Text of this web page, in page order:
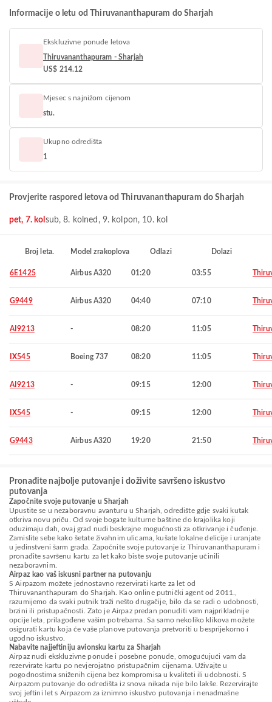
Informacije o letu od Thiruvananthapuram do Sharjah
Ekskluzivne ponude letova
Thiruvananthapuram - Sharjah
US$ 214.12
Mjesec s najnižom cijenom
stu.
Ukupno odredišta
1
Provjerite raspored letova od Thiruvananthapuram do Sharjah
pet, 7. kol sub, 8. kol ned, 9. kol pon, 10. kol
Broj leta. Model zrakoplova Odlazi Dolazi
6E1425 Airbus A320 01:20 03:55
G9449 Airbus A320 04:40 07:10
AI9213 - 08:20 11:05
IX545 Boeing 737 08:20 11:05
AI9213 - 09:15 12:00
IX545 - 09:15 12:00
G9443 Airbus A320 19:20 21:50
Pronađite najbolje putovanje i doživite savršeno iskustvo
putovanja
Započnite svoje putovanje u Sharjah
Upustite se u nezaboravnu avanturu u Sharjah, odredište gdje svaki kutak
otkriva novu priču. Od svoje bogate kulturne baštine do krajolika koji
oduzimaju dah, ovaj grad nudi beskrajne mogućnosti za otkrivanje i čuđenje.
Zamislite sebe kako šetate živahnim ulicama, kušate lokalne delicije i uranjate
u jedinstveni šarm grada. Započnite svoje putovanje iz Thiruvananthapuram i
pronađite savršenu kartu za let kako biste svoje putovanje učinili
nezaboravnim.
Airpaz kao vaš iskusni partner na putovanju
S Airpazom možete jednostavno rezervirati karte za let od
Thiruvananthapuram do Sharjah. Kao online putnički agent od 2011.,
razumijemo da svaki putnik traži nešto drugačije, bilo da se radi o udobnosti,
brzini ili pristupačnosti. Zato je Airpaz predan ponuditi vam najprikladnije
opcije leta, prilagođene vašim potrebama. Sa samo nekoliko klikova možete
osigurati kartu koja će vaše planove putovanja pretvoriti u besprijekorno i
ugodno iskustvo.
Nabavite najjeftiniju avionsku kartu za Sharjah
Airpaz nudi ekskluzivne ponude i posebne ponude, omogućujući vam da
rezervirate kartu po nevjerojatno pristupačnim cijenama. Uživajte u
pogodnostima sniženih cijena bez kompromisa u kvaliteti ili udobnosti. S
Airpazom putovanje do odredišta iz snova nikada nije bilo lakše. Rezervirajte
svoj jeftini let s Airpazom za iznimno iskustvo putovanja i nenadmašne